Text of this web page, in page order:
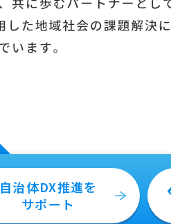
自治体DX推進を
サポート